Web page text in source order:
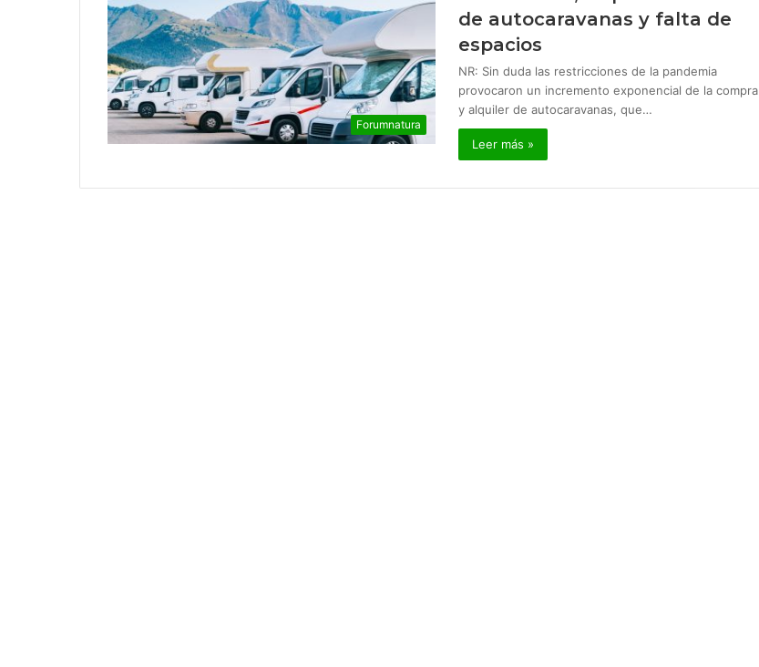
Forumnatura
de autocaravanas y falta de
espacios
NR: Sin duda las restricciones de la pandemia
provocaron un incremento exponencial de la compra
y alquiler de autocaravanas, que…
Leer más »